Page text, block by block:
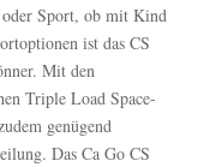
Sport, ob mit Kind
ist das CS
Mit den
Triple Load Space-
genügend
Das Ca Go CS